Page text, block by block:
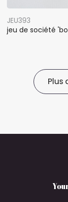
JEU393
jeu de société